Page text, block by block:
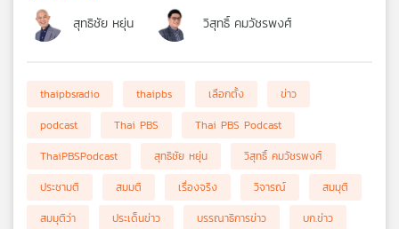
สุทธิชัย หยุ่น วิสุทธิ์ คมวัชรพงศ์
thaipbsradio thaipbs เลือกตั้ง
ข่าว
podcast
Thai PBS
Thai PBS Podcast
ThaiPBSPodcast
สุทธิชัย หยุ่น
วิสุทธิ์ คมวัชรพงศ์
ประชามติ
สมมติ เรื่องจริง วิจารณ์
สมมุติ
สมมุติว่า
ประเด็นข่าว บรรณาธิการข่าว
บก.ข่าว